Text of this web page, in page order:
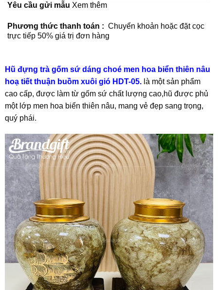
Yêu cầu gửi mẫu Xem thêm
Phương thức thanh toán : Chuyển khoản hoặc đặt cọc
trực tiếp 50% giá trị đơn hàng
Hũ đựng trà gốm sứ dáng choé men hoa biển thiên nâu
hoạ tiết thuận buồm xuôi gió HDT-05.là một sản phẩm
cao cấp, được làm từ gốm sứ chất lượng cao,hũ được phủ
một lớp men hoa biển thiên nâu, mang vẻ đẹp sang trọng,
quý phái.